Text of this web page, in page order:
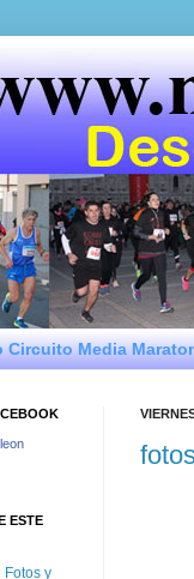
Circuito Media
ESTE
Fotos y